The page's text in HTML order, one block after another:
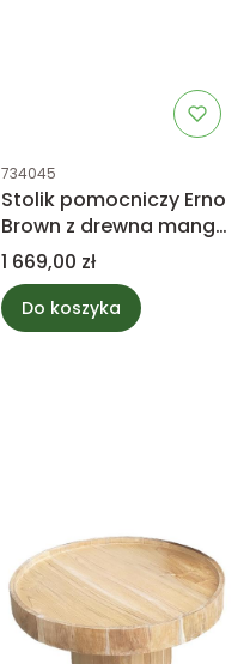
Kod produktu
734045
Stolik pomocniczy Erno
Brown z drewna mango
PTMD Collection
Cena
1 669,00 zł
Do koszyka